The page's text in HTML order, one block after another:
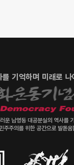
를 기억하며 미래로 나
운 남영동 대공분실의 역사를
주주의를 위한 공간으로 발돋움